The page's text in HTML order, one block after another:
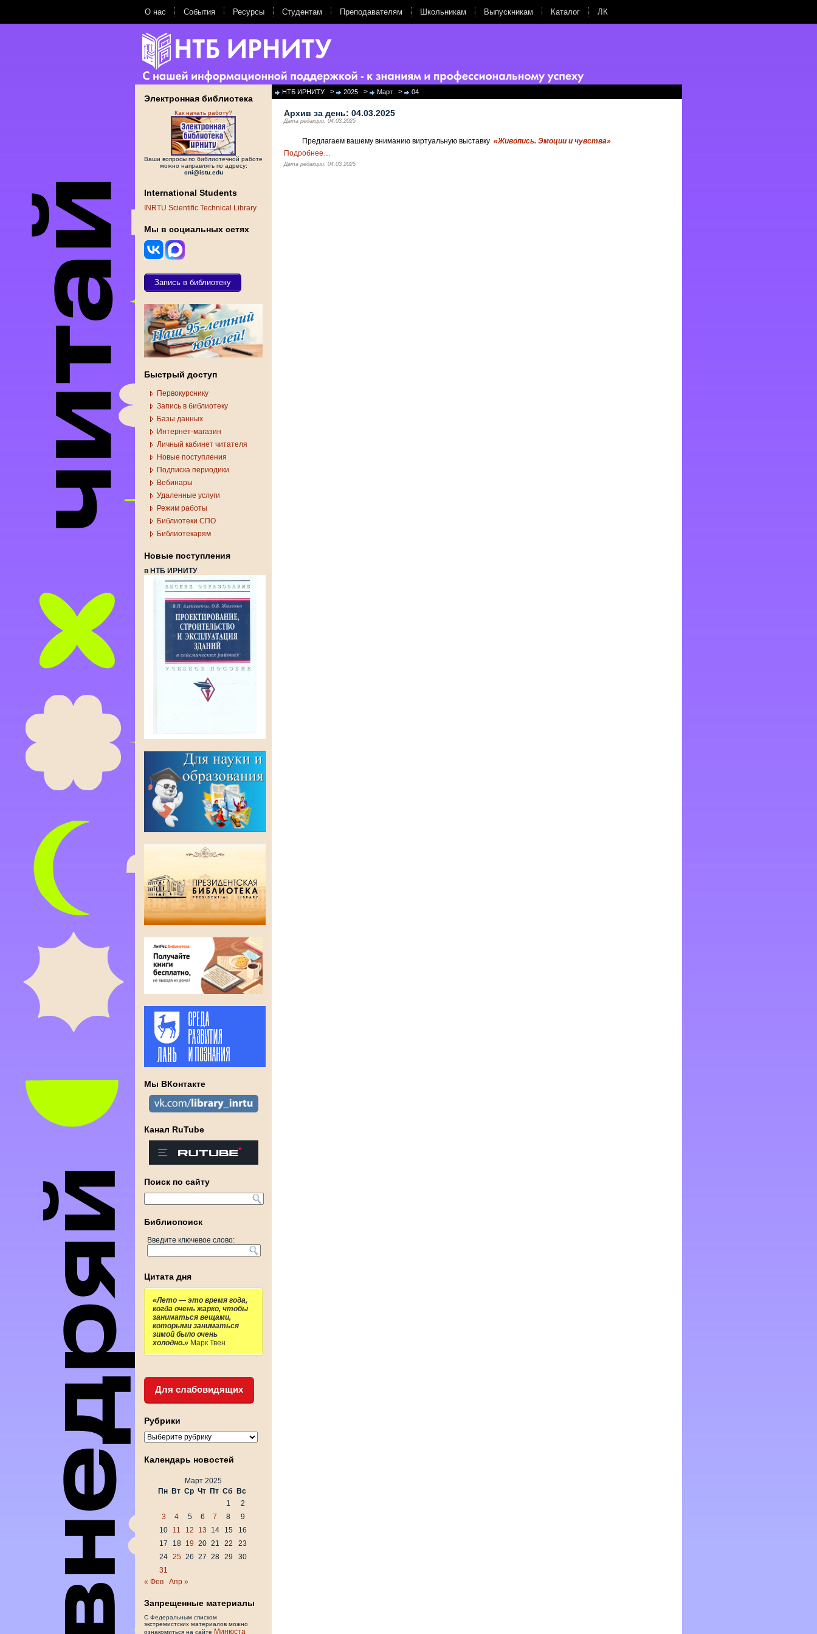
О нас События Ресурсы Студентам Преподавателям Школьникам Выпускникам Каталог ЛК
Электронная библиотека
Как начать работу?
Ваши вопросы по библиотечной работе
можно направлять по адресу:
cni@istu.edu
International Students
INRTU Scientific Technical Library
Мы в социальных сетях
Запись в библиотеку
Быстрый доступ
Первокурснику
Запись в библиотеку
Базы данных
Интернет-магазин
Личный кабинет читателя
Новые поступления
Подписка периодики
Вебинары
Удаленные услуги
Режим работы
Библиотеки СПО
Библиотекарям
Новые поступления
в НТБ ИРНИТУ
Мы ВКонтакте
Канал RuTube
Поиск по сайту
Библиопоиск
Введите ключевое слово:
Цитата дня
«Лето — это время года,
когда очень жарко, чтобы
заниматься вещами,
которыми заниматься
зимой было очень
холодно.» Марк Твен
Для слабовидящих
Рубрики
Рубрики
Календарь новостей
Март 2025
Пн Вт Ср Чт Пт Сб
Вс
1
2
3
4 5 6 7 8
9
10
11 12 13 14 15
16
17
18 19 20 21 22
23
24 25 26 27 28 29
30
31
« Фев
Апр »
Запрещенные материалы
С Федеральным списком
экстремистских материалов можно
ознакомиться на сайте Минюста
НТБ ИРНИТУ > 2025 > Март > 04
Архив за день: 04.03.2025
Дата редакции: 04.03.2025
Предлагаем вашему вниманию виртуальную выставку«Живопись. Эмоции и чувства»
Подробнее…
Дата редакции: 04.03.2025